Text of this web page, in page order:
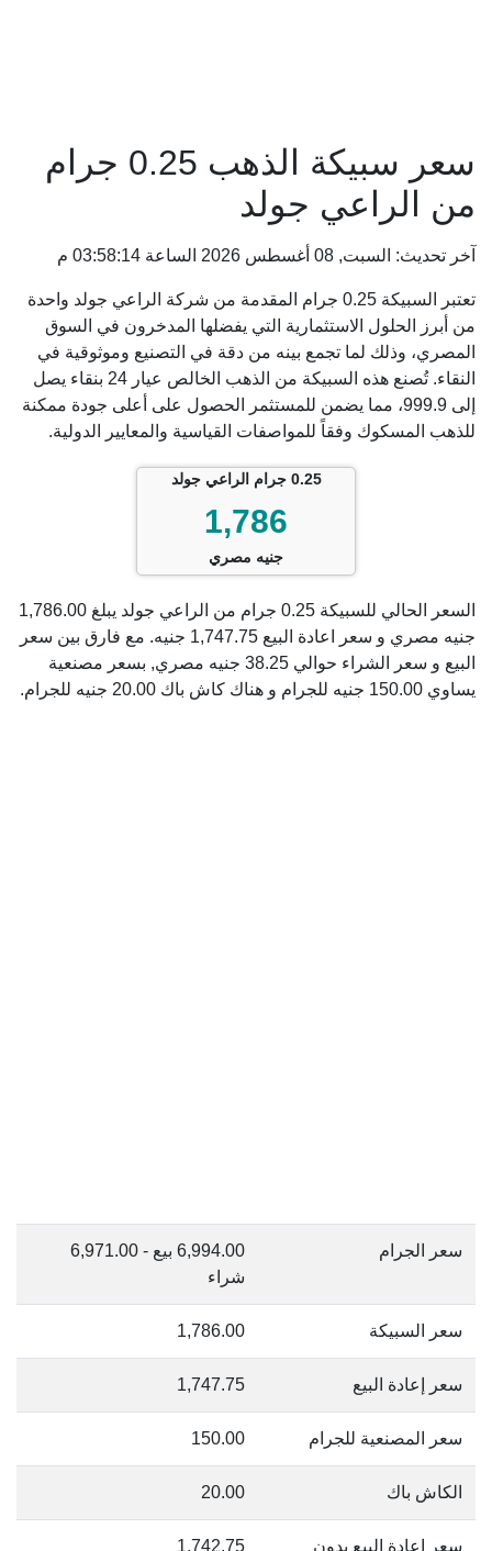
سعر سبيكة الذهب 0.25 جرام
من الراعي جولد
آخر تحديث: السبت, 08 أغسطس 2026 الساعة 03:58:14 م
تعتبر السبيكة 0.25 جرام المقدمة من شركة الراعي جولد واحدة
من أبرز الحلول الاستثمارية التي يفضلها المدخرون في السوق
المصري، وذلك لما تجمع بينه من دقة في التصنيع وموثوقية في
النقاء. تُصنع هذه السبيكة من الذهب الخالص عيار 24 بنقاء يصل
إلى 999.9، مما يضمن للمستثمر الحصول على أعلى جودة ممكنة
للذهب المسكوك وفقاً للمواصفات القياسية والمعايير الدولية.
0.25 جرام الراعي جولد
1,786
جنيه مصري
السعر الحالي للسبيكة 0.25 جرام من الراعي جولد يبلغ 1,786.00
جنيه مصري و سعر اعادة البيع 1,747.75 جنيه. مع فارق بين سعر
البيع و سعر الشراء حوالي 38.25 جنيه مصري, بسعر مصنعية
يساوي 150.00 جنيه للجرام و هناك كاش باك 20.00 جنيه للجرام.
سعر الجرام
6,994.00 بيع - 6,971.00
شراء
سعر السبيكة 1,786.00
سعر إعادة البيع 1,747.75
سعر المصنعية للجرام 150.00
الكاش باك 20.00
سعر إعادة البيع بدون 1,742.75